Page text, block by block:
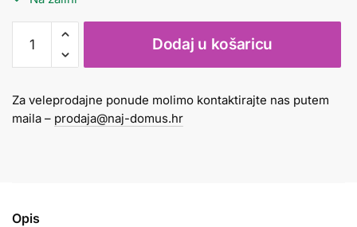
american
količina
Dodaj u košaricu
Za veleprodajne ponude molimo kontaktirajte nas putem
maila – prodaja@naj-domus.hr
Opis